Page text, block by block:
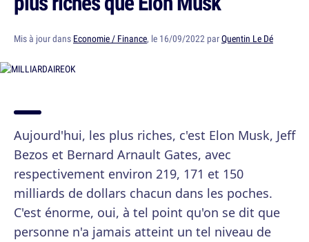
Mis à jour dans Economie / Finance, le 16/09/2022 parQuentin Le Dé
Aujourd'hui, les plus riches, c'est Elon Musk, Jeff
Bezos et Bernard Arnault Gates, avec
respectivement environ 219, 171 et 150
milliards de dollars chacun dans les poches.
C'est énorme, oui, à tel point qu'on se dit que
personne n'a jamais atteint un tel niveau de